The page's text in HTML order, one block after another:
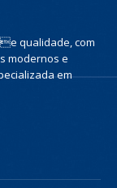
qualidade, com
modernos e
em